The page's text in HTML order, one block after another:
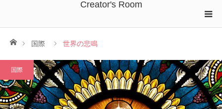
Creator's Room
ホーム国際 世界の悲鳴
国際